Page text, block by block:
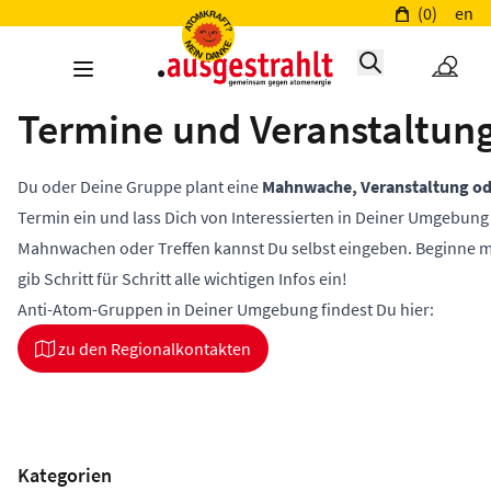
(0) en
Termine und
Du oder Deine Gruppe plant eine Mahnwache, Veranstaltung
Termin ein und lass Dich von Interessierten in Deiner
Mahnwachen oder Treffen kannst Du selbst eingeben.
gib Schritt für Schritt alle wichtigen Infos ein!
Anti-Atom-Gruppen in Deiner Umgebung findest Du hier:
zu den Regionalkontakten
Kategorien